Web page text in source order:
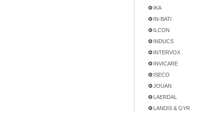
IKA
IN-BATI
ILCON
INDUCS
INTERVOX
INVICARE
ISECO
JOUAN
LAERDAL
LANDIS & GYR